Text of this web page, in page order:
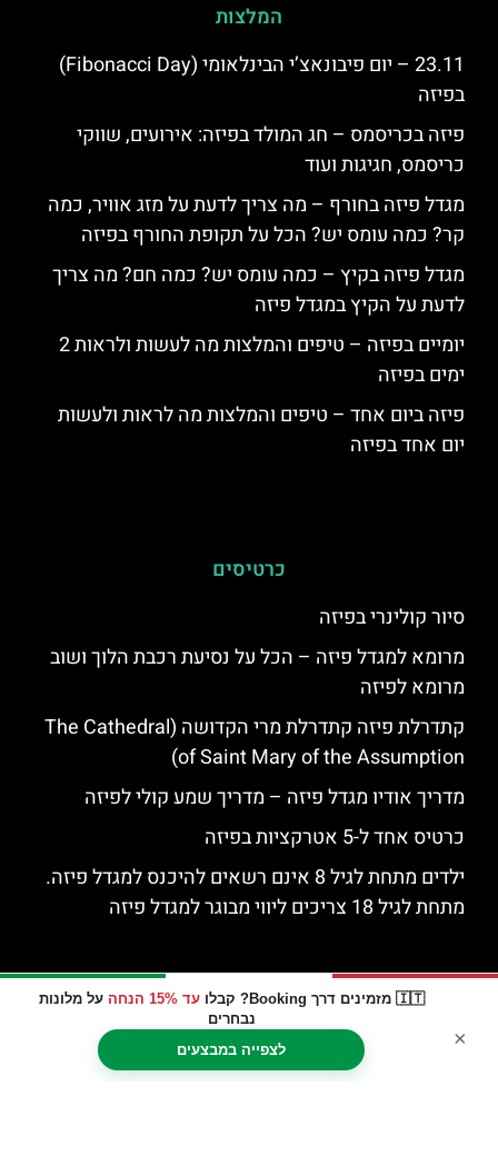
🇮🇹 מזמינים דרך Booking? קבלו עד 15% הנחה
על מלונות
נבחרים
לצפייה במבצעים
×
המלצות
23.11 – יום פיבונאצ’י הבינלאומי (Fibonacci Day)
בפיזה
פיזה בכריסמס – חג המולד בפיזה: אירועים, שווקי
כריסמס, חגיגות ועוד
מגדל פיזה בחורף – מה צריך לדעת על מזג אוויר, כמה
קר? כמה עומס יש? הכל על תקופת החורף בפיזה
מגדל פיזה בקיץ – כמה עומס יש? כמה חם? מה צריך
לדעת על הקיץ במגדל פיזה
יומיים בפיזה – טיפים והמלצות מה לעשות ולראות 2
ימים בפיזה
פיזה ביום אחד – טיפים והמלצות מה לראות ולעשות
יום אחד בפיזה
כרטיסים
סיור קולינרי בפיזה
מרומא למגדל פיזה – הכל על נסיעת רכבת הלוך ושוב
מרומא לפיזה
קתדרלת פיזה קתדרלת מרי הקדושה (The Cathedral
of Saint Mary of the Assumption)
מדריך אודיו מגדל פיזה – מדריך שמע קולי לפיזה
כרטיס אחד ל-5 אטרקציות בפיזה
ילדים מתחת לגיל 8 אינם רשאים להיכנס למגדל פיזה.
מתחת לגיל 18 צריכים ליווי מבוגר למגדל פיזה